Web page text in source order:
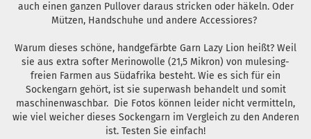
auch einen ganzen Pullover daraus stricken oder häkeln. Oder
Mützen, Handschuhe und andere Accessiores?
Warum dieses schöne, handgefärbte Garn Lazy Lion heißt? Weil
sie aus extra softer Merinowolle (21,5 Mikron) von mulesing-
freien Farmen aus Südafrika besteht. Wie es sich für ein
Sockengarn gehört, ist sie superwash behandelt und somit
maschinenwaschbar. Die Fotos können leider nicht vermitteln,
wie viel weicher dieses Sockengarn im Vergleich zu den Anderen
ist. Testen Sie einfach!